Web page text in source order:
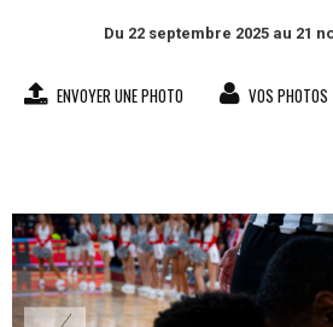
Du 22 septembre 2025 au 21
ENVOYER UNE PHOTO VOS PHOTOS